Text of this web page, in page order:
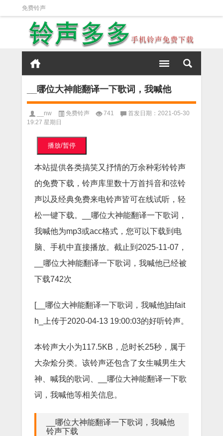
免费铃声
__哪位大神能翻译一下歌词，我喊他
__nw 免费铃声 741
首发日期：2021-05-30
19:27 星期日
播放/暂停
本站提供各类搞笑又抒情的万余种彩铃铃声
的免费下载，铃声库里数十万首抖音和弦铃
声以及经典免费来电铃声皆可在线试听，轻
松一键下载。__哪位大神能翻译一下歌词，
我喊他为mp3或acc格式，您可以下载到电
脑、手机中直接播放。截止到2025-11-07，
__哪位大神能翻译一下歌词，我喊他已经被
下载742次
[__哪位大神能翻译一下歌词，我喊他]由fait
h_上传于2020-04-13 19:00:03的好听铃声。
本铃声大小为117.5KB，总时长25秒，属于
大杂烩分类。该铃声还包含了女生喊男生大
神、喊我的歌词、__哪位大神能翻译一下歌
词，我喊他等相关信息。
__哪位大神能翻译一下歌词，我喊他
铃声下载